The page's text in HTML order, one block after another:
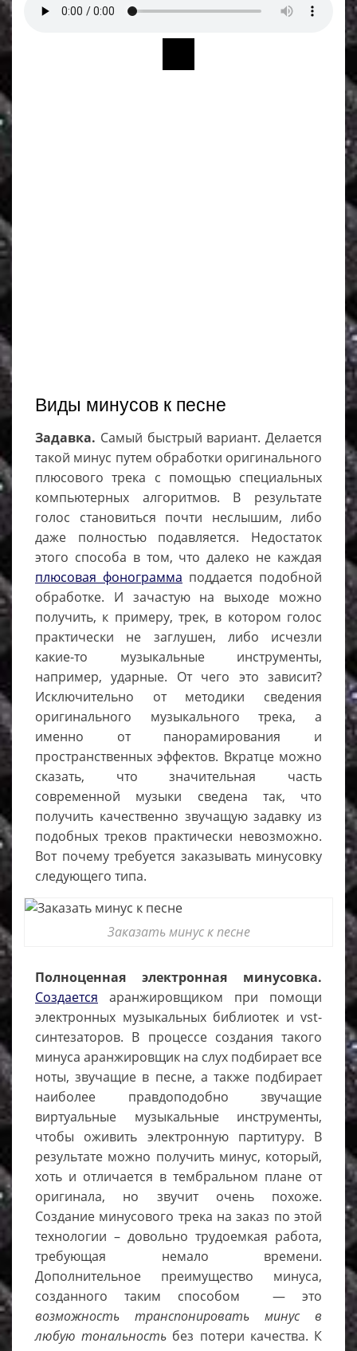
Виды минусов к песне
Задавка. Самый быстрый вариант. Делается
такой минус путем обработки оригинального
плюсового трека с помощью специальных
компьютерных алгоритмов. В результате
голос становиться почти неслышим, либо
даже полностью подавляется. Недостаток
этого способа в том, что далеко не каждая
плюсовая фонограмма поддается подобной
обработке. И зачастую на выходе можно
получить, к примеру, трек, в котором голос
практически не заглушен, либо исчезли
какие-то музыкальные инструменты,
например, ударные. От чего это зависит?
Исключительно от методики сведения
оригинального музыкального трека, а
именно от панорамирования и
пространственных эффектов. Вкратце можно
сказать, что значительная часть
современной музыки сведена так, что
получить качественно звучащую задавку из
подобных треков практически невозможно.
Вот почему требуется заказывать минусовку
следующего типа.
Заказать минус к песне
Полноценная электронная минусовка.
Создается аранжировщиком при помощи
электронных музыкальных библиотек и vst-
синтезаторов. В процессе создания такого
минуса аранжировщик на слух подбирает все
ноты, звучащие в песне, а также подбирает
наиболее правдоподобно звучащие
виртуальные музыкальные инструменты,
чтобы оживить электронную партитуру. В
результате можно получить минус, который,
хоть и отличается в тембральном плане от
оригинала, но звучит очень похоже.
Создание минусового трека на заказ по этой
технологии – довольно трудоемкая работа,
требующая немало времени.
Дополнительное преимущество минуса,
созданного таким способом — это
возможность транспонировать минус в
любую тональность без потери качества. К